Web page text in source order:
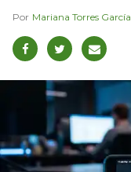
Mariana Torres García